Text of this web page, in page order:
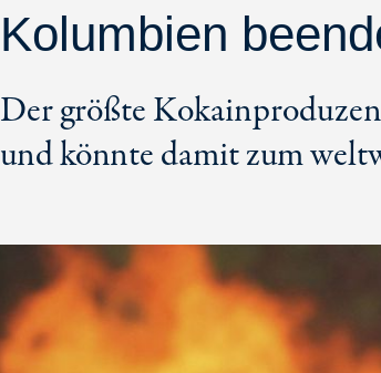
Kolumbien
Der größte
und könnte damit zum